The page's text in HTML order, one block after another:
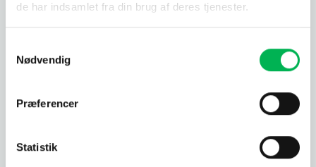
de har indsamlet fra din brug af deres tjenester.
Nødvendig
Præferencer
Statistik